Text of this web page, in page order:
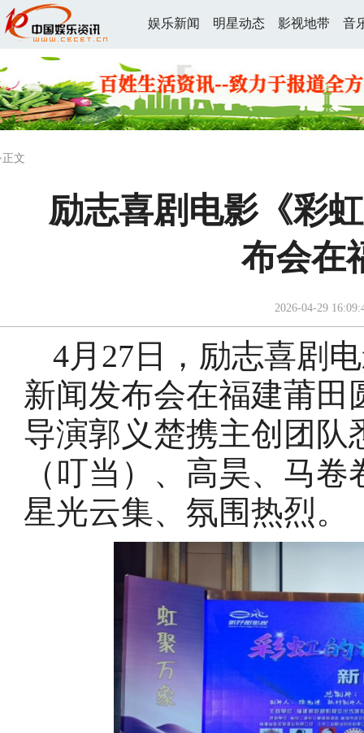
娱乐新闻 明星动态 影视地带 音
文
励志喜剧电影《彩
布会在
2026-04-29
4月27日，励志喜剧
新闻发布会在福建莆
导演郭义楚携主创团队
（叮当）、高昊、马
星光云集、氛围热烈。